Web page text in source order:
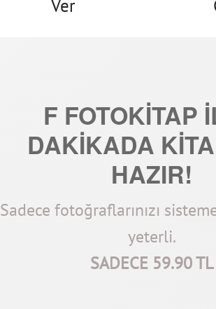
Ver
F FOTOKİTAP
DAKİKADA
HAZIR!
Sadece fotoğraflarınızı
yeterli.
SADECE 59.90 TL